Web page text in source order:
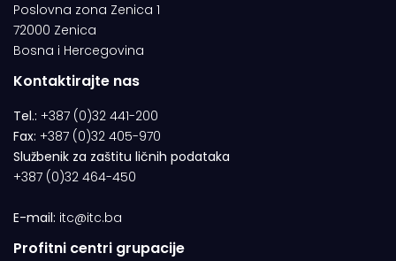
Poslovna zona Zenica 1
72000 Zenica
Bosna i Hercegovina
Kontaktirajte nas
Tel.: +387 (0)32 441-200
Fax: +387 (0)32 405-970
Službenik za zaštitu ličnih podataka
+387 (0)32 464-450
E-mail: itc@itc.ba
Profitni centri grupacije